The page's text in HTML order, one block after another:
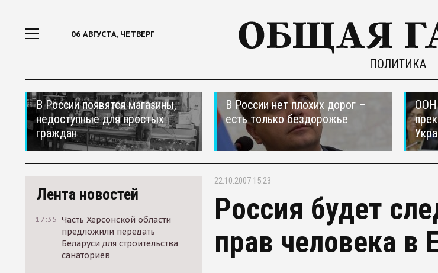
06 АВГУСТА, ЧЕТВЕРГ
ПОЛИТИКА
В России появятся магазины,
недоступные для простых
граждан
В России нет плохих дорог –
есть только бездорожье
ООН
Лента новостей
17:35 Часть Херсонской области
предложили передать
Беларуси для строительства
санаториев
22.10.2007 15:23
Россия будет
прав человека